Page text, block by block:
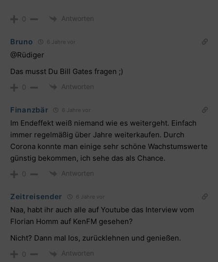
0 Antworten
Bruno 6 Jahre vor
@Rüdiger
Das musst Du Bill Gates fragen ;)
0 Antworten
Finanzbär 6 Jahre vor
Im Endeffekt weiß niemand wie es weitergeht. Einfach
immer regelmäßig über Jahre weiterkaufen. Durch
Corona konnte man einige sehr schöne Wachstumswerte
günstig bekommen, ich sehe das als Chance.
0 Antworten
Zeitreisender 6 Jahre vor
Naa, habt ihr auch alle auf Youtube das Interview vom
Florian Homm auf KenFM gesehen?
Nicht? Dann mal los, zurücklehnen und genießen.
0 Antworten